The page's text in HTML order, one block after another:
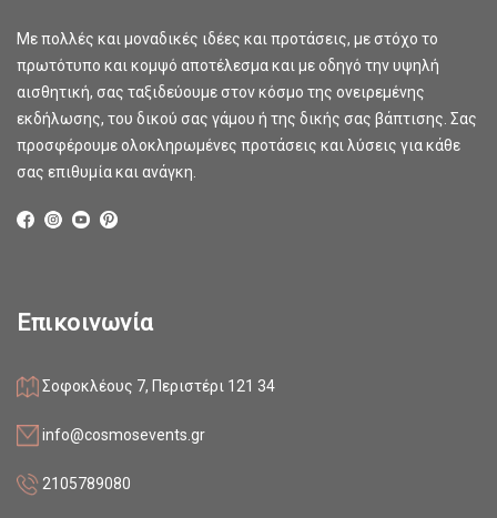
Με πολλές και μοναδικές ιδέες και προτάσεις, με στόχο το
πρωτότυπο και κομψό αποτέλεσμα και με οδηγό την υψηλή
αισθητική, σας ταξιδεύουμε στον κόσμο της ονειρεμένης
εκδήλωσης, του δικού σας γάμου ή της δικής σας βάπτισης. Σας
προσφέρουμε ολοκληρωμένες προτάσεις και λύσεις για κάθε
σας επιθυμία και ανάγκη.
Επικοινωνία
Σοφοκλέους 7, Περιστέρι 121 34
info@cosmosevents.gr
2105789080